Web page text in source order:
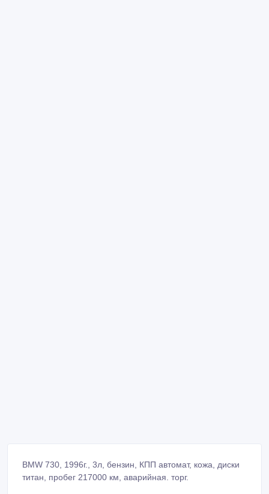
BMW 730, 1996г., 3л, бензин, КПП автомат, кожа, диски
титан, пробег 217000 км, аварийная. торг.